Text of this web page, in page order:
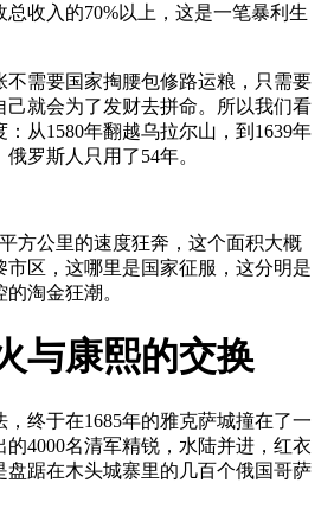
总收入的70%以上，这是一笔暴利生
不需要国家掏腰包修路运粮，只需要
己就会为了发财去拼命。所以我们看
从1580年翻越乌拉尔山，到1639年
罗斯人只用了54年。
方公里的速度狂奔，这个面积大概
区，这哪里是国家征服，这分明是
淘金狂潮。
与康熙的交换
终于在1685年的雅克萨城撞在了一
4000名清军精锐，水陆并进，红衣
盘踞在木头城寨里的几百个俄国哥萨